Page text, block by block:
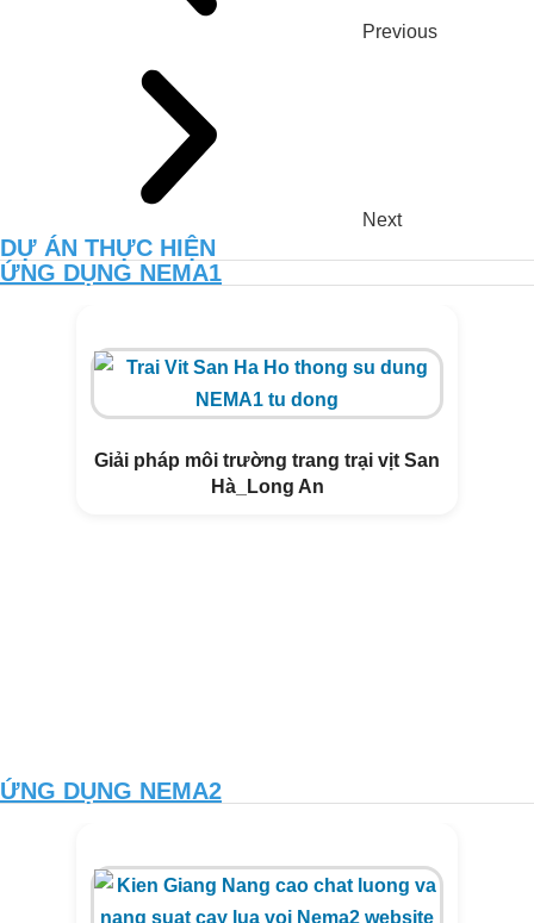
Previous
Next
DỰ ÁN THỰC HIỆN
ỨNG DỤNG NEMA1
tiễn từ JVSF
Giải pháp môi trường trang trại vịt San
Hà_Long An
ỨNG DỤNG NEMA2
TĂNG NĂNG SUẤT VÀ CHẤT
THUẦN HỮU CƠ CÙNG NEMA2